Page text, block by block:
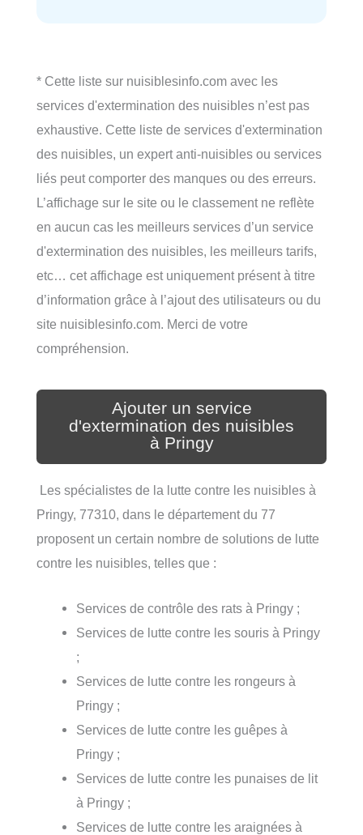
* Cette liste sur nuisiblesinfo.com avec les
services d'extermination des nuisibles n’est pas
exhaustive. Cette liste de services d'extermination
des nuisibles, un expert anti-nuisibles ou services
liés peut comporter des manques ou des erreurs.
L’affichage sur le site ou le classement ne reflète
en aucun cas les meilleurs services d’un service
d'extermination des nuisibles, les meilleurs tarifs,
etc… cet affichage est uniquement présent à titre
d’information grâce à l’ajout des utilisateurs ou du
site nuisiblesinfo.com. Merci de votre
compréhension.
Ajouter un service
d'extermination des nuisibles
à Pringy
Les spécialistes de la lutte contre les nuisibles à
Pringy, 77310, dans le département du 77
proposent un certain nombre de solutions de lutte
contre les nuisibles, telles que :
Services de contrôle des rats à Pringy ;
Services de lutte contre les souris à Pringy
;
Services de lutte contre les rongeurs à
Pringy ;
Services de lutte contre les guêpes à
Pringy ;
Services de lutte contre les punaises de lit
à Pringy ;
Services de lutte contre les araignées à